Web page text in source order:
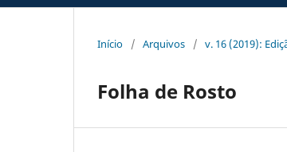
Início / Arquivos / v. 16 (2019):
Folha de Rosto